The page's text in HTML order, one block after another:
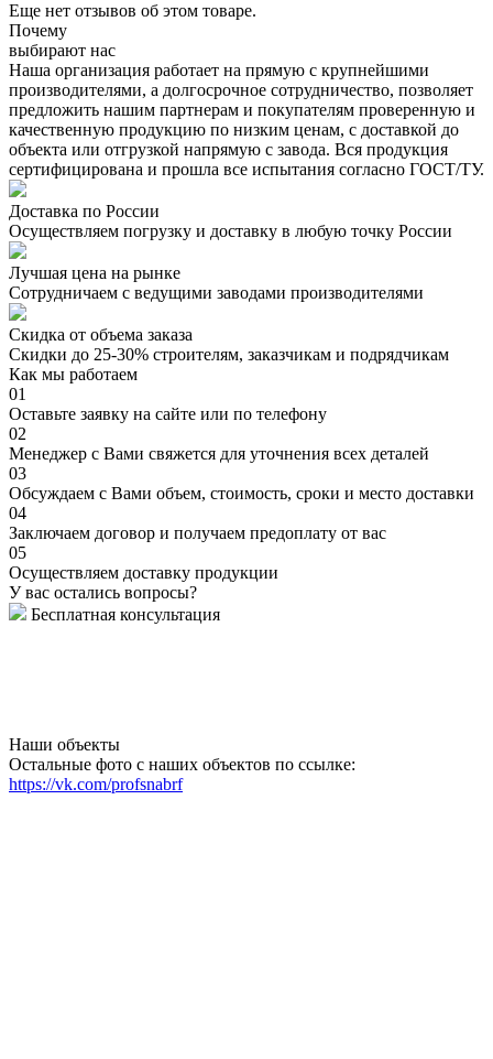
Еще нет отзывов об этом товаре.
Почему
выбирают нас
Наша организация работает на прямую с крупнейшими
производителями, а долгосрочное сотрудничество, позволяет
предложить нашим партнерам и покупателям проверенную и
качественную продукцию по низким ценам, с доставкой до
объекта или отгрузкой напрямую с завода. Вся продукция
сертифицирована и прошла все испытания согласно ГОСТ/ТУ.
Доставка по России
Осуществляем погрузку и доставку в любую точку России
Лучшая цена на рынке
Сотрудничаем с ведущими заводами производителями
Скидка от объема заказа
Скидки до 25-30% строителям, заказчикам и подрядчикам
Как мы работаем
01
Оставьте заявку на сайте или по телефону
02
Менеджер с Вами свяжется для уточнения всех деталей
03
Обсуждаем с Вами объем, стоимость, сроки и место доставки
04
Заключаем договор и получаем предоплату от вас
05
Осуществляем доставку продукции
У вас остались вопросы?
Бесплатная консультация
Наши объекты
Остальные фото с наших объектов по ссылке:
https://vk.com/profsnabrf